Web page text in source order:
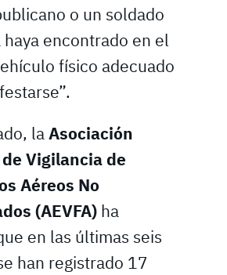
o un soldado
encontrado en el
físico adecuado
laAsociación
Vigilancia de
Aéreos No
(AEVFA) ha
en las últimas seis
han registrado 17